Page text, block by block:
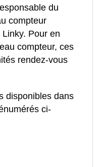
du
compteur
Pour en
compteur, ces
rendez-vous
disponibles dans
ci-